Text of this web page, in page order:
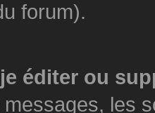
forum).
éditer ou
les